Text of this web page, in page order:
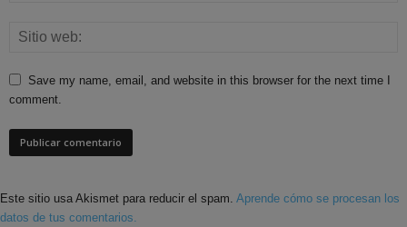
Save my name, email, and website in this browser for the next time I
comment.
Este sitio usa Akismet para reducir el spam. Aprende cómo se procesan los
datos de tus comentarios.